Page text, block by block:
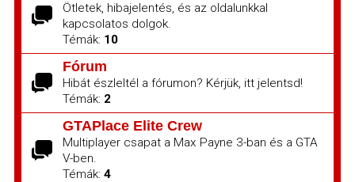
Ötletek, hibajelentés, és az oldalunkkal
kapcsolatos dolgok.
Témák: 10
Fórum
Hibát észleltél a fórumon? Kérjük, itt jelentsd!
Témák: 2
GTAPlace Elite Crew
Multiplayer csapat a Max Payne 3-ban és a GTA
V-ben.
Témák: 4